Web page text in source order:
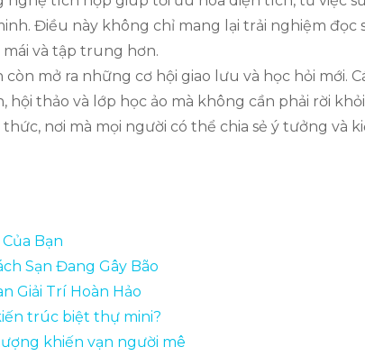
Điều này không chỉ mang lại trải nghiệm
và tập trung hơn.
mở ra những cơ hội giao lưu và học hỏi
hội thảo và lớp học ảo mà không cần phải rời
nơi mà mọi người có thể chia sẻ ý tưởng và
Bạn
Sạn Đang Gây Bão
Giải Trí Hoàn Hảo
trúc biệt thự mini?
khiến vạn người mê